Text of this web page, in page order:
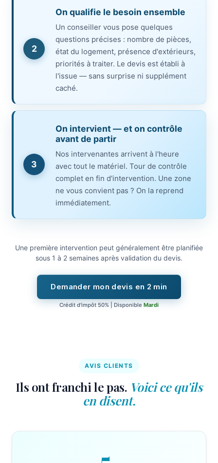
2
On qualifie le besoin ensemble
Un conseiller vous pose quelques
questions précises : nombre de pièces,
état du logement, présence d'extérieurs,
priorités à traiter. Le devis est établi à
l'issue — sans surprise ni supplément
caché.
3
On intervient — et on contrôle
avant de partir
Nos intervenantes arrivent à l'heure
avec tout le matériel. Tour de contrôle
complet en fin d'intervention. Une zone
ne vous convient pas ? On la reprend
immédiatement.
Une première intervention peut généralement être planifiée
sous 1 à 2 semaines après validation du devis.
Demander mon devis en 2 min
Crédit d'impôt 50% | Disponible Mardi
AVIS CLIENTS
Ils ont franchi le pas. Voici ce qu'ils
en disent.